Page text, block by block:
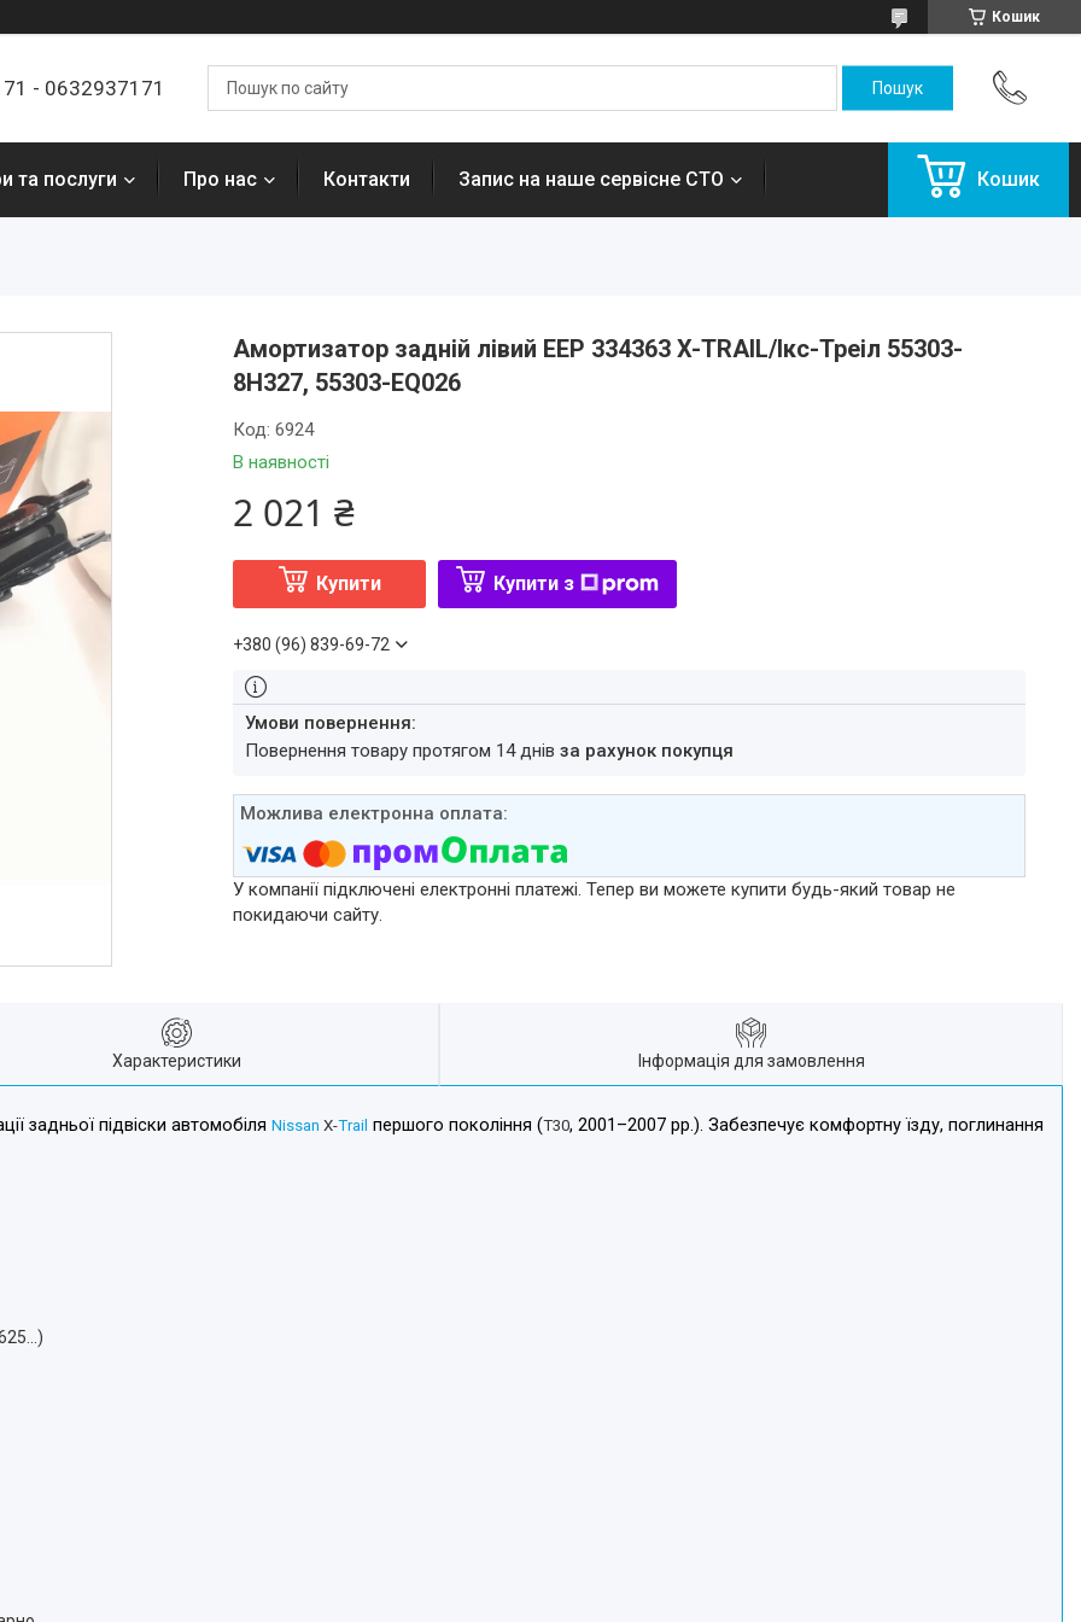
Кошик
- 0632937171
та послуги Про нас Контакти Запис на наше сервісне СТО Кошик
Амортизатор задній лівий EEP 334363 X-TRAIL/Ікс-Треіл 55303-
8H327, 55303-EQ026
В наявності
Код:6924
2 021 ₴
Купити Купити з
+380 (96) 839-69-72
повернення товару протягом 14 днівза рахунок покупця
У компанії підключені електронні платежі. Тепер ви можете купити будь-який товар не
покидаючи сайту.
Характеристики Інформація для замовлення
задньої підвіски автомобіля Nissan X-Trail першого покоління (T30, 2001–2007 рр.). Забезпечує комфортну їзду, поглинання